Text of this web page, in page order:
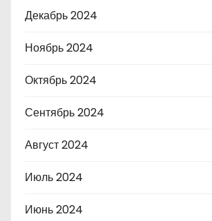
Декабрь 2024
Ноябрь 2024
Октябрь 2024
Сентябрь 2024
Август 2024
Июль 2024
Июнь 2024